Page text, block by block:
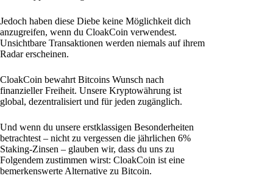
Jedoch haben diese Diebe keine Möglichkeit dich
anzugreifen, wenn du CloakCoin verwendest.
Unsichtbare Transaktionen werden niemals auf ihrem
Radar erscheinen.
CloakCoin bewahrt Bitcoins Wunsch nach
finanzieller Freiheit. Unsere Kryptowährung ist
global, dezentralisiert und für jeden zugänglich.
Und wenn du unsere erstklassigen Besonderheiten
betrachtest – nicht zu vergessen die jährlichen 6%
Staking-Zinsen – glauben wir, dass du uns zu
Folgendem zustimmen wirst: CloakCoin ist eine
bemerkenswerte Alternative zu Bitcoin.